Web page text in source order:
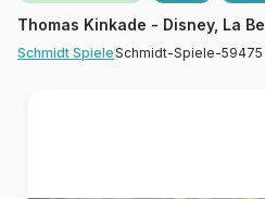
Thomas Kinkade - Disney, La
Schmidt SpieleSchmidt-Spiele-59475